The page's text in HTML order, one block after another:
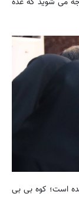
است؛ کوه بی بی